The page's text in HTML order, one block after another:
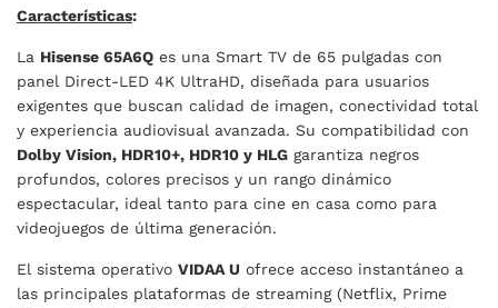
Características:
La Hisense 65A6Q es una Smart TV de 65 pulgadas con
panel Direct-LED 4K UltraHD, diseñada para usuarios
exigentes que buscan calidad de imagen, conectividad total
y experiencia audiovisual avanzada. Su compatibilidad con
Dolby Vision, HDR10+, HDR10 y HLG garantiza negros
profundos, colores precisos y un rango dinámico
espectacular, ideal tanto para cine en casa como para
videojuegos de última generación.
El sistema operativo VIDAA U ofrece acceso instantáneo a
las principales plataformas de streaming (Netflix, Prime